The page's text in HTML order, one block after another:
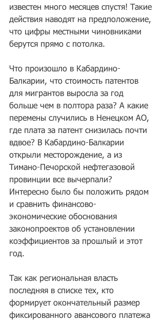
известен много месяцев спустя! Такие
действия наводят на предположение,
что цифры местными чиновниками
берутся прямо с потолка.
Что произошло в Кабардино-
Балкарии, что стоимость патентов
для мигрантов выросла за год
больше чем в полтора раза? А какие
перемены случились в Ненецком АО,
где плата за патент снизилась почти
вдвое? В Кабардино-Балкарии
открыли месторождение, а из
Тимано-Печорской нефтегазовой
провинции все вычерпали?
Интересно было бы положить рядом
и сравнить финансово-
экономические обоснования
законопроектов об установлении
коэффициентов за прошлый и этот
год.
Так как региональная власть
последняя в списке тех, кто
формирует окончательный размер
фиксированного авансового платежа